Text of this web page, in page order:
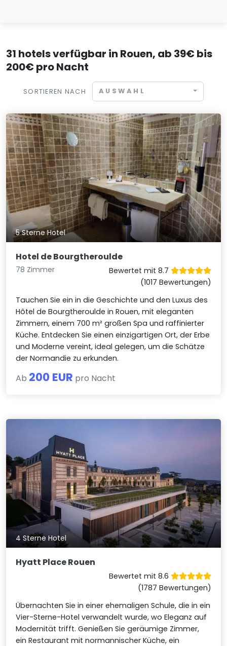
31 hotels verfügbar in Rouen, ab 39€ bis
200€ pro Nacht
SORTIEREN NACH AUSWAHL
5 Sterne Hotel
Hotel de Bourgtheroulde
78 Zimmer
Bewertet mit 8.7
(1017 Bewertungen)
Tauchen Sie ein in die Geschichte und den Luxus des
Hôtel de Bourgtheroulde in Rouen, mit eleganten
Zimmern, einem 700 m² großen Spa und raffinierter
Küche. Entdecken Sie einen einzigartigen Ort, der Erbe
und Moderne vereint, ideal gelegen, um die Schätze
der Normandie zu erkunden.
Ab 200 EUR pro Nacht
4 Sterne Hotel
Hyatt Place Rouen
Bewertet mit 8.6
(1787 Bewertungen)
Übernachten Sie in einer ehemaligen Schule, die in ein
Vier-Sterne-Hotel verwandelt wurde, wo Eleganz auf
Modernität trifft. Genießen Sie geräumige Zimmer,
ein Restaurant mit normannischer Küche, ein